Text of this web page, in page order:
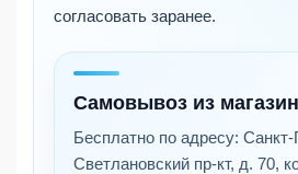
согласовать заранее.
Самовывоз из
Бесплатно по адресу: Санкт-
Светлановский пр-кт, д. 70,